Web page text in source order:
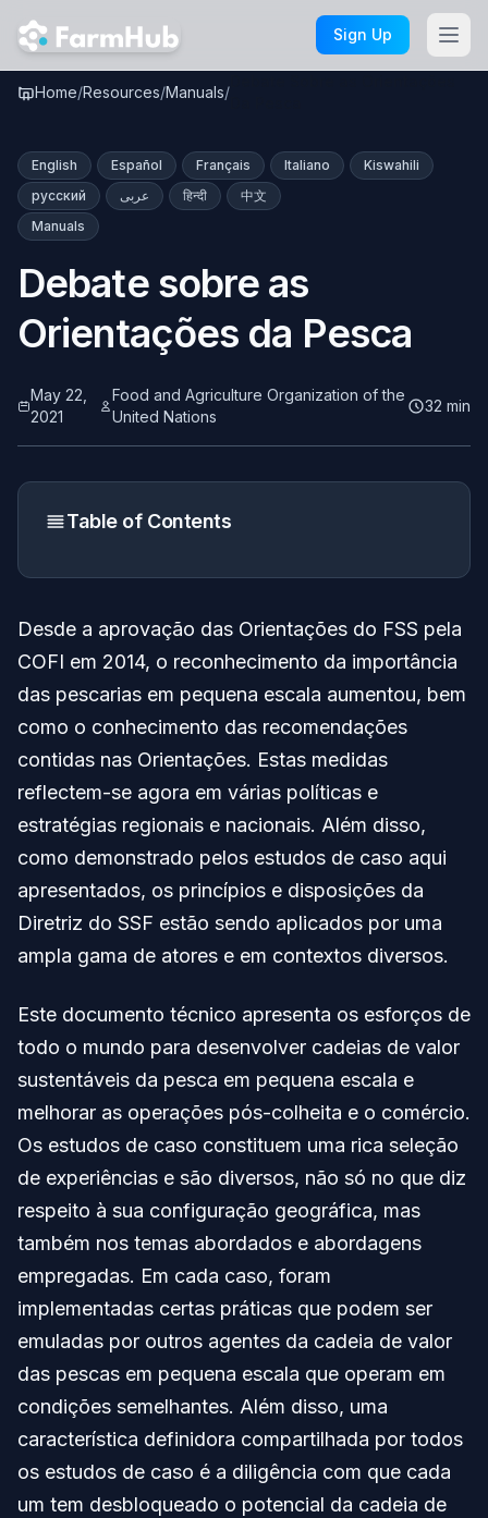
Skip to main content
Sign Up
Home/Resources/Manuals/
English Español Français Italiano
Kiswahili
русский
عربى हिन्दी
中文
Manuals
Debate sobre as
Orientações da Pesca
May 22,
2021
Food and Agriculture Organization of the
United Nations
32 min
Table of Contents
Desde a aprovação das Orientações do FSS pela
COFI em 2014, o reconhecimento da importância
das pescarias em pequena escala aumentou, bem
como o conhecimento das recomendações
contidas nas Orientações. Estas medidas
reflectem-se agora em várias políticas e
estratégias regionais e nacionais. Além disso,
como demonstrado pelos estudos de caso aqui
apresentados, os princípios e disposições da
Diretriz do SSF estão sendo aplicados por uma
ampla gama de atores e em contextos diversos.
Este documento técnico apresenta os esforços de
todo o mundo para desenvolver cadeias de valor
sustentáveis da pesca em pequena escala e
melhorar as operações pós-colheita e o comércio.
Os estudos de caso constituem uma rica seleção
de experiências e são diversos, não só no que diz
respeito à sua configuração geográfica, mas
também nos temas abordados e abordagens
empregadas. Em cada caso, foram
implementadas certas práticas que podem ser
emuladas por outros agentes da cadeia de valor
das pescas em pequena escala que operam em
condições semelhantes. Além disso, uma
característica definidora compartilhada por todos
os estudos de caso é a diligência com que cada
um tem desbloqueado o potencial da cadeia de